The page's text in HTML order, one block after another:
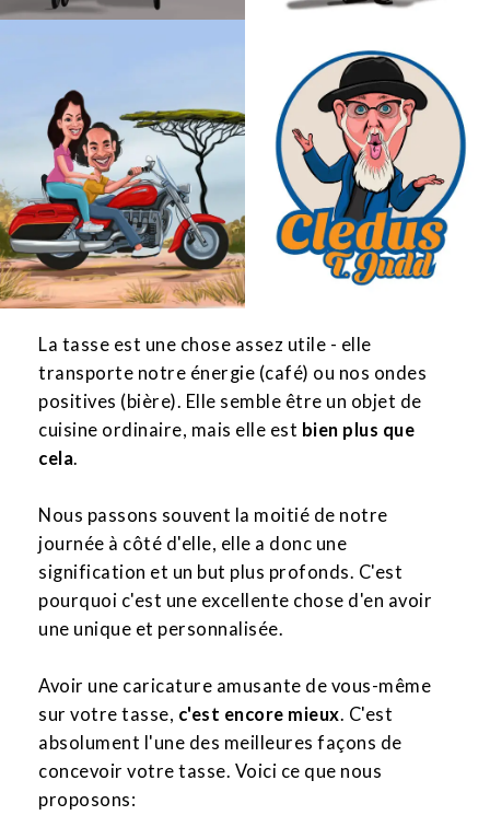
La tasse est une chose assez utile - elle
transporte notre énergie (café) ou nos ondes
positives (bière). Elle semble être un objet de
cuisine ordinaire, mais elle est bien plus que
cela.
Nous passons souvent la moitié de notre
journée à côté d'elle, elle a donc une
signification et un but plus profonds. C'est
pourquoi c'est une excellente chose d'en avoir
une unique et personnalisée.
Avoir une caricature amusante de vous-même
sur votre tasse, c'est encore mieux. C'est
absolument l'une des meilleures façons de
concevoir votre tasse. Voici ce que nous
proposons: